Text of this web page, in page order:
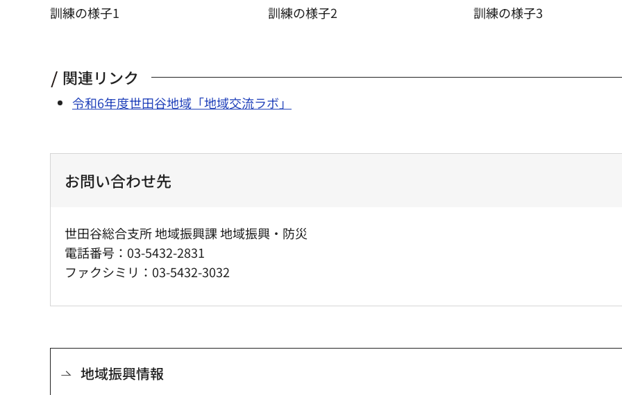
訓練の様子1 訓練の様子2 訓練の様子3
関連リンク
令和6年度世田谷地域「地域交流ラボ」
お問い合わせ先
世田谷総合支所 地域振興課 地域振興・防災
電話番号：03-5432-2831
ファクシミリ：03-5432-3032
地域振興情報